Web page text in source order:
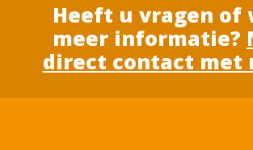
Heeft u vragen of
meer informatie?
direct contact met